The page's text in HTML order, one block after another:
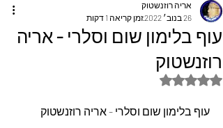
עוף בלימון שום וסלרי - אריה
רוזנשטוק
אריה רוזנשטוק
26 בנוב׳ 2022
זמן קריאה 1 דקות
דירוג של NaN מתוך 5 כוכבים
עוף בלימון שום וסלרי - אריה רוזנשטוק